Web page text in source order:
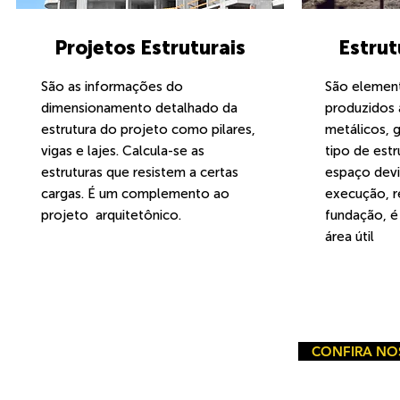
Projetos Estruturais
São as informações do
dimensionamento detalhado da
estrutura do projeto como pilares,
vigas e lajes. Calcula-se as
estruturas que resistem a certas
cargas. É um complemento ao
projeto arquitetônico.
São
produzidos
metálicos,
tipo de
espaço
execução,
fundação,
área útil
CONFIRA